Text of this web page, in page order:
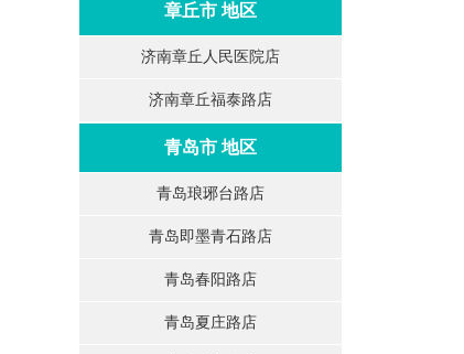
章丘市 地区
济南章丘人民医院店
济南章丘福泰路店
青岛市 地区
青岛琅琊台路店
青岛即墨青石路店
青岛春阳路店
青岛夏庄路店